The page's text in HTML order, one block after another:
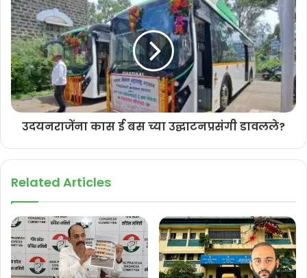
करणाऱ्यांविरोधात आंदोलनात सहभाग न घेता काँग्रेस पक्षाच्या सदस्यांची शपथपत्रे
सार्वजनिक करावीत, अशी मागणी काँग्रेस कार्यकर्त्यांनी व मतदारांनी करावी, असे
आवाहन वाझ यांनी केले.
उदयनराजेंना कास ई बस च्या उद्घाटनप्रसंगी डावलले?
Related Articles